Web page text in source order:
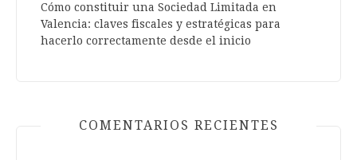
Cómo constituir una Sociedad Limitada en
Valencia: claves fiscales y estratégicas para
hacerlo correctamente desde el inicio
COMENTARIOS RECIENTES